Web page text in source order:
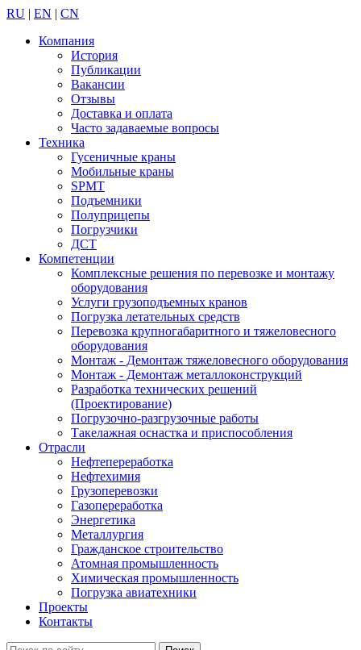
RU | EN | CN
Компания
История
Публикации
Вакансии
Отзывы
Доставка и оплата
Часто задаваемые вопросы
Техника
Гусеничные краны
Мобильные краны
SPMT
Подъемники
Полуприцепы
Погрузчики
ДСТ
Компетенции
Комплексные решения по перевозке и монтажу
оборудования
Услуги грузоподъемных кранов
Погрузка летательных средств
Перевозка крупногабаритного и тяжеловесного
оборудования
Монтаж - Демонтаж тяжеловесного оборудования
Монтаж - Демонтаж металлоконструкций
Разработка технических решений
(Проектирование)
Погрузочно-разгрузочные работы
Такелажная оснастка и приспособления
Отрасли
Нефтепереработка
Нефтехимия
Грузоперевозки
Газопереработка
Энергетика
Металлургия
Гражданское строительство
Атомная промышленность
Химическая промышленность
Погрузка авиатехники
Проекты
Контакты